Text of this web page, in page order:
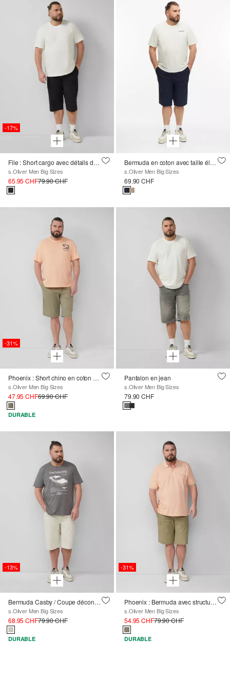
-17%
File : Short cargo avec détails du logo, coupe décontractée
s.Oliver Men Big Sizes
65.95 CHF79.90 CHF
Bermuda en coton avec taille élastique
s.Oliver Men Big Sizes
69.90 CHF
-31%
Phoenix : Short chino en coton extensible
s.Oliver Men Big Sizes
47.95 CHF69.90 CHF
DURABLE
Pantalon en jean
s.Oliver Men Big Sizes
79.90 CHF
-13%
Bermuda Casby / Coupe décontractée / Taille moyenne
s.Oliver Men Big Sizes
68.95 CHF79.90 CHF
DURABLE
-31%
Phoenix : Bermuda avec structure ripstop en style travailleur
s.Oliver Men Big Sizes
54.95 CHF79.90 CHF
DURABLE